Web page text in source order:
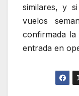
similares, y
vuelos
confirmada
entrada en